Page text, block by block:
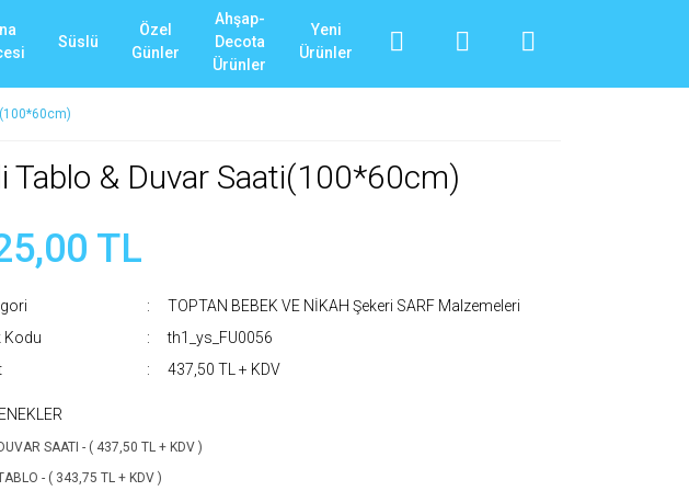
Süslü
Özel
Günler
Ahşap-
Decota
Ürünler
Yeni
Ürünler
Tablo & Duvar Saati(100*60cm)
TL
TOPTAN BEBEK VE NİKAH Şekeri SARF Malzemeleri
Kodu
th1_ys_FU0056
437,50 TL + KDV
DUVAR SAATI - ( 437,50 TL + KDV )
- ( 343,75 TL + KDV )